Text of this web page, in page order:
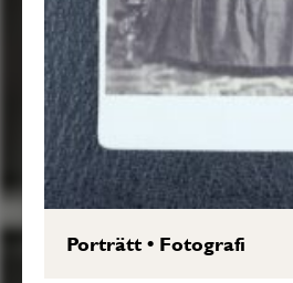
Porträtt• Fotografi